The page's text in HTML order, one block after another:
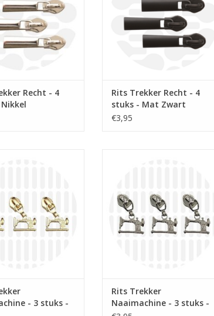
AAN WINKELWAGEN
Recht - 4
TOEVOEGEN AAN WINKELWAGEN
Rits Trekker Recht - 4
stuks - Mat Zwart
€3,95
AAN WINKELWAGEN
- 3 stuks -
Rits Trekker
Naaimachine - 3 stuks -